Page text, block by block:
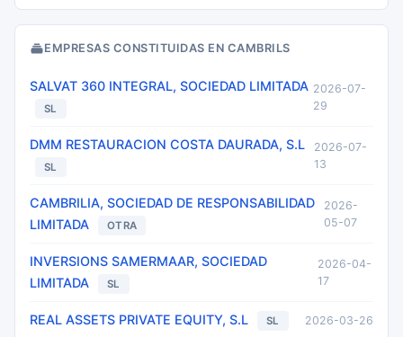
EMPRESAS CONSTITUIDAS EN CAMBRILS
SALVAT 360 INTEGRAL, SOCIEDAD LIMITADA
SL
2026-07-
29
DMM RESTAURACION COSTA DAURADA, S.L
SL
2026-07-
13
CAMBRILIA, SOCIEDAD DE RESPONSABILIDAD
LIMITADA
OTRA
2026-
05-07
INVERSIONS SAMERMAAR, SOCIEDAD
LIMITADA
SL
2026-04-
17
REAL ASSETS PRIVATE EQUITY, S.L SL 2026-03-26